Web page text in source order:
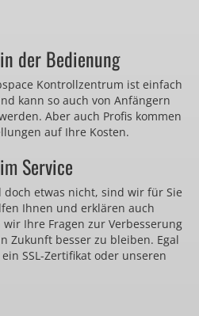
der Bedienung
Kontrollzentrum ist einfach
kann so auch von Anfängern
Aber auch Profis kommen
auf Ihre Kosten.
Service
doch etwas nicht, sind wir für Sie
Ihnen und erklären auch
Ihre Fragen zur Verbesserung
Zukunft besser zu bleiben. Egal
SSL-Zertifikat oder unseren